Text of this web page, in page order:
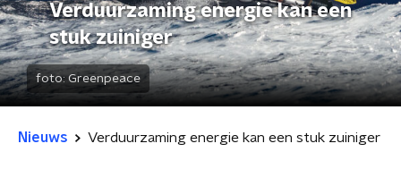
Verduurzaming energie kan een
stuk zuiniger
foto: Greenpeace
Nieuws Verduurzaming energie kan een stuk zuiniger